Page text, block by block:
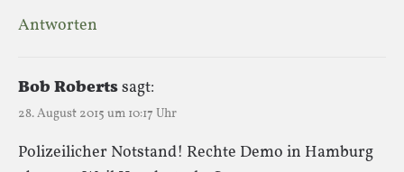
Antworten
Bob Robertssagt:
28. August 2015 um 10:17 Uhr
Polizeilicher Notstand! Rechte Demo in Hamburg